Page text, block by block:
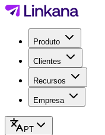
Produto
Clientes
Recursos
Empresa
PT